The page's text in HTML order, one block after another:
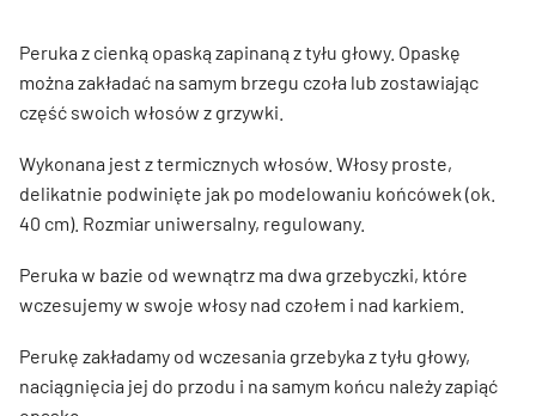
Peruka z cienką opaską zapinaną z tyłu głowy. Opaskę
można zakładać na samym brzegu czoła lub zostawiając
część swoich włosów z grzywki.
Wykonana jest z termicznych włosów. Włosy proste,
delikatnie podwinięte jak po modelowaniu końcówek (ok.
40 cm). Rozmiar uniwersalny, regulowany.
Peruka w bazie od wewnątrz ma dwa grzebyczki, które
wczesujemy w swoje włosy nad czołem i nad karkiem.
Perukę zakładamy od wczesania grzebyka z tyłu głowy,
naciągnięcia jej do przodu i na samym końcu należy zapiąć